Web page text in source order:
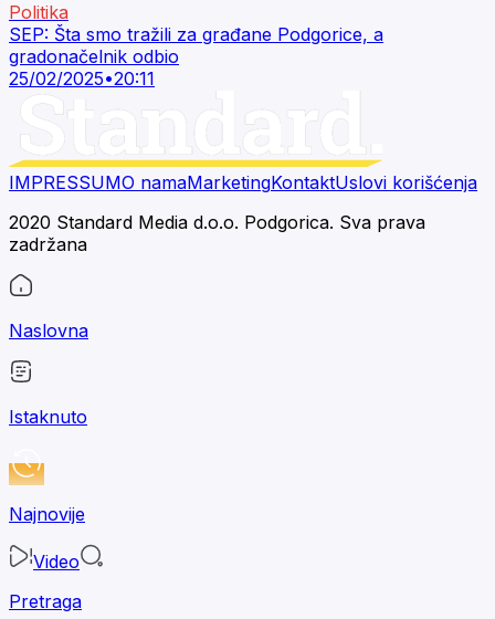
Politika
SEP: Šta smo tražili za građane Podgorice, a
gradonačelnik odbio
25/02/2025•20:11
IMPRESSUMO namaMarketingKontaktUslovi korišćenja
2020 Standard Media d.o.o. Podgorica. Sva prava
zadržana
Naslovna
Istaknuto
Najnovije
Video
Pretraga